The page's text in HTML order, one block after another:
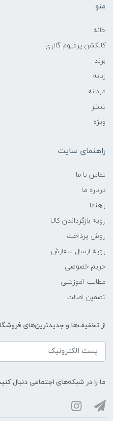
منو
خانه
کالکشن پرفیوم گالری
برند
زنانه
مردانه
تستر
ویژه
راهنمای سایت
تماس با ما
درباره ما
راهنما
رویه‌ بازگرداندن کالا
روش پرداخت
رویه ارسال سفارش
حریم خصوصی
مطالب آموزشی
تضمین اصالت
از تخفیف‌ها و جدیدترین‌های
ما را در شبکه‌های اجتماعی دنبال